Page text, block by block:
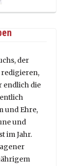
der
endlich die
und Ehre,
und
im Jahr.